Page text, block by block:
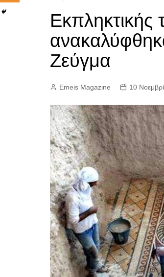
Εκπληκτικής
Ζεύγμα
Emeis Magazine 10